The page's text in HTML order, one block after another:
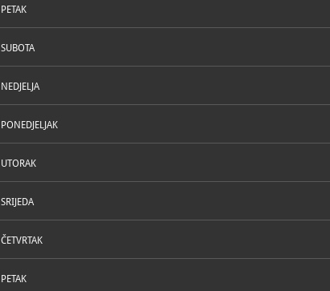
PETAK
SUBOTA
NEDJELJA
PONEDJELJAK
UTORAK
SRIJEDA
ČETVRTAK
PETAK
Njegova je poezija izraz svih pozitivnih htijenja,
ljude njegova vremena ("povratak" hrvatskom jeziku,
umjetnička